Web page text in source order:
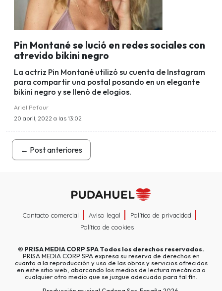
Pin Montané se lució en redes sociales con
atrevido bikini negro
La actriz Pin Montané utilizó su cuenta de Instagram
para compartir una postal posando en un elegante
bikini negro y se llenó de elogios.
Ariel Pefaur
20 abril, 2022 a las 13:02
← Post anteriores
Contacto comercial Aviso legal
Política de privacidad
Política de cookies
© PRISA MEDIA CORP SPATodos los derechos reservados.
PRISA MEDIA CORP SPA expresa su reserva de derechos en
cuanto a la reproducción y uso de las obras y servicios ofrecidos
en este sitio web, abarcando los medios de lectura mecánica o
cualquier otro medio que se juzgue adecuado para tal fin.